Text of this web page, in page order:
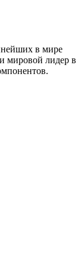
в мире
мировой лидер в